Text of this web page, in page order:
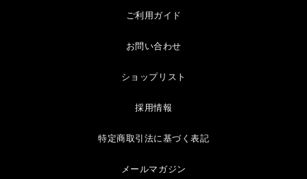
ご利用ガイド
お問い合わせ
ショップリスト
採用情報
特定商取引法に基づく表記
メールマガジン